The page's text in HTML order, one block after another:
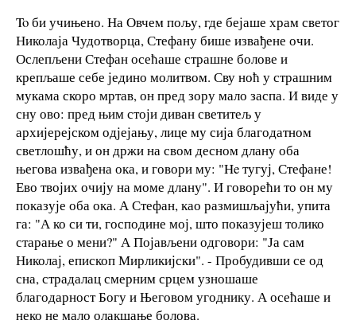
To би учињено. На Овчем пољу, где бејаше храм светог
Николаја Чудотворца, Стефану бише извађене очи.
Ослепљени Стефан осећаше страшне болове и
крепљаше себе једино молитвом. Сву ноћ у страшним
мукама скоро мртав, он пред зору мало заспа. И виде у
сну ово: пред њим стоји диван светитељ у
архијерејском одјејању, лице му сија благодатном
светлошћу, и он држи на свом десном длану оба
његова извађена ока, и говори му: "He тугуј, Стефане!
Ево твојих очију на моме длану". И говорећи то он му
показује оба ока. А Стефан, као размишљајући, упита
га: "А ко си ти, господине мој, што показујеш толико
старање о мени?" А Појављени одговори: "Ја сам
Николај, епископ Мирликијски". - Пробудивши се од
сна, страдалац смерним срцем узношаше
благодарност Богу и Његовом угоднику. А осећаше и
неко не мало олакшање болова.